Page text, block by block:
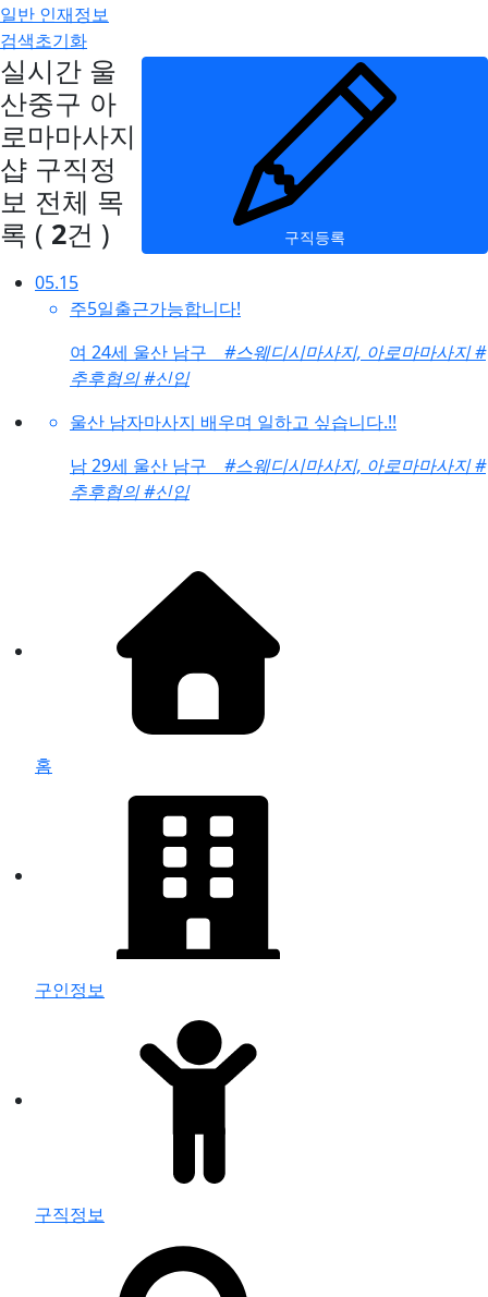
일반 인재정보
검색초기화
실시간 울
산중구 아
로마마사지
샵 구직정
보 전체 목
록 ( 2건 ) 구직등록
05.15
주5일출근가능합니다!
여 24세 울산 남구 #스웨디시마사지, 아로마마사지#
추후협의#신입
울산 남자마사지 배우며 일하고 싶습니다.!!
남29세 울산 남구 #스웨디시마사지, 아로마마사지#
추후협의#신입
홈
구인정보
구직정보